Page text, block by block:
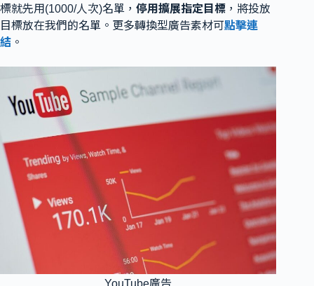
標就先用(1000/人次)名單， 停用擴展指定目標 ，將投放
目標放在我們的名單。更多轉換型廣告素材可點擊連
結 。
YouTube廣告